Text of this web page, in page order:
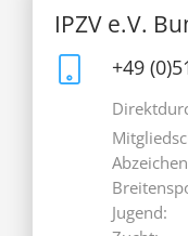
IPZV e.V.
+49
Jugend: